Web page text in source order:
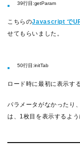
39行目:getParam
こちらのJavascript で
せてもらいました。
50行目:initTab
ロード時に最初に表示す
パラメータがなかったり
は、1枚目を表示するよう